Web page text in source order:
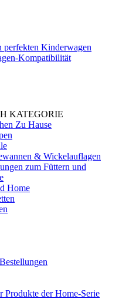
perfekten Kinderwagen
Kompatibilität
KATEGORIE
Zu Hause
& Wickelauflagen
zum Füttern und
Home
Produkte der Home-Serie